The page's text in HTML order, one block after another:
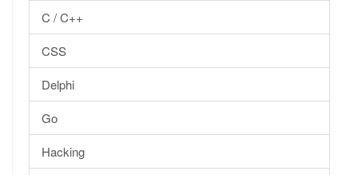
C / C++
CSS
Delphi
Go
Hacking